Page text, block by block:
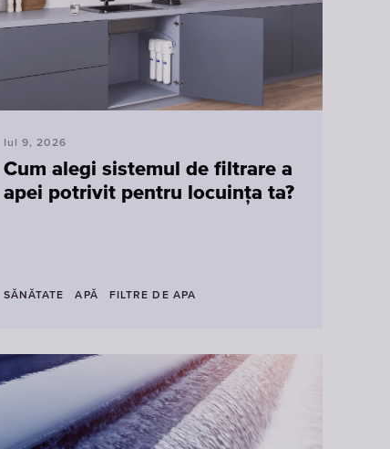
Iul 9, 2026
Cum alegi sistemul de filtrare a
apei potrivit pentru locuința ta?
SĂNĂTATE APĂ FILTRE DE APA